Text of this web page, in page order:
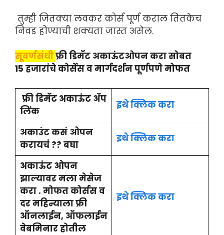
तुम्ही जितक्या लवकर कोर्स पूर्ण कराल तितकेच
निवड होण्याची शक्यता जास्त असेल.
सूवर्णसंधीफ्री डिमॅट अकाऊंटओपन करा सोबत
15 हजारांचे कोर्सेस व मार्गदर्शन पूर्णपणे मोफत
फ्री डिमॅट अकाऊंट ॲप
लिंक
इथे क्लिक करा
अकाउंट कसं ओपन
करायचं ?? बघा
इथे क्लिक करा
अकाऊंट ओपन
झाल्यावर मला मेसेज
करा . मोफत कोर्सस व
दर महिन्याला फ्री
ऑनलाईन, ऑफलाईन
वेबमिनार होतील
इथे क्लिक करा